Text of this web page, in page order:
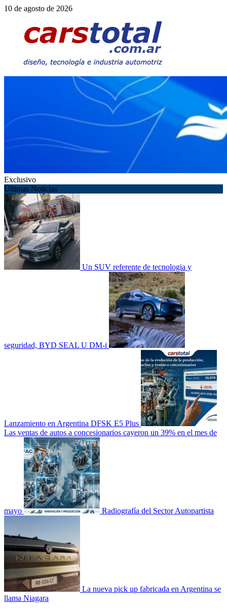
Saltar
contenido
10 de agosto de 2026
Exclusivo
Últimas Noticias
Un SUV referente de tecnologia y
seguridad, BYD SEAL U DM-i
Lanzamiento en Argentina DFSK E5 Plus
Las ventas de autos a concesionarios cayeron un 39% en el mes de
mayo Radiografía del Sector Autopartista
La nueva pick up fabricada en Argentina se
llama Niagara